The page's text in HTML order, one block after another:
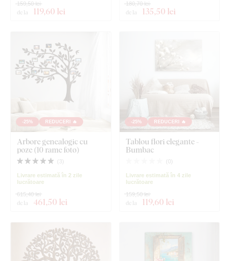
de la 119,60 lei
159,50 lei
de la 135,50 lei
180,70 lei
-25% REDUCERI 🔥
Arbore genealogic cu
poze (10 rame foto)
( 3)
Livrare estimată în 2 zile
lucrătoare
de la 461,50 lei
615,40 lei
-25% REDUCERI 🔥
Tablou flori elegante -
Bumbac
( 0)
Livrare estimată în 4 zile
lucrătoare
de la 119,60 lei
159,50 lei